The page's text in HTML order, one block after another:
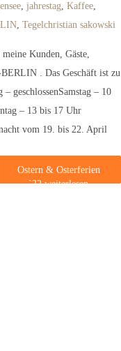
, jahrestag, Kaffee,
, Tegelchristian sakowski
Kunden, Gäste,
. Das Geschäft ist zu
geschlossenSamstag – 10
– 13 bis 17 Uhr
vom 19. bis 22. April
Ostern & Osterferien
`22weiterlesen